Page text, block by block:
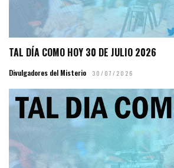
TAL DÍA COMO HOY 30 DE JULIO 2026
Divulgadores del Misterio 30/07/2026